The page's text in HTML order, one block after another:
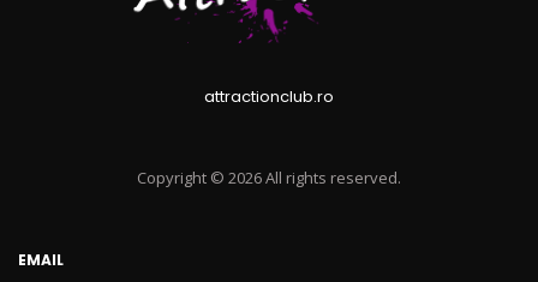
attractionclub.ro
Copyright © 2026 All rights reserved.
EMAIL